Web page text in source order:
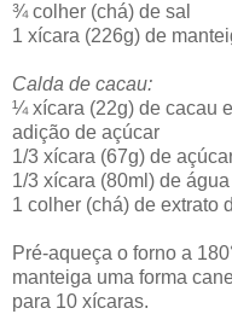
¾ colher (chá) de sal
1 xícara (226g) de
Calda de cacau:
¼ xícara (22g) de cacau
adição de açúcar
1/3 xícara (67g) de
1/3 xícara (80ml) de
1 colher (chá) de extrato
Pré-aqueça o forno a
manteiga uma forma
para 10 xícaras.